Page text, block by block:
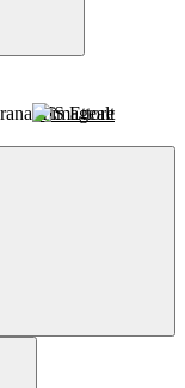
IIS Ettore